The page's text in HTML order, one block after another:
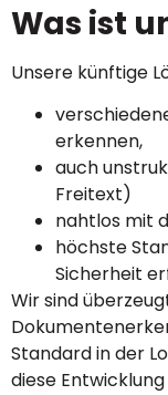
Was ist
Unsere künftige
erkennen,
auch
Freitext)
nahtlos mit
höchste
Sicherheit
Wir sind
Standard in der
diese